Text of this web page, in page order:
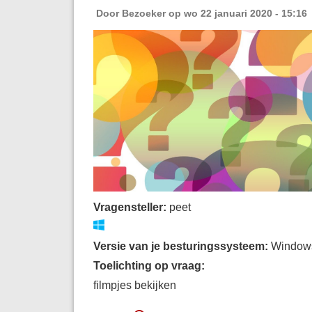
Door Bezoekerop wo 22 januari 2020 - 15:16
Vragensteller: peet
Versie van je besturingssysteem:
Toelichting op vraag:
filmpjes bekijken